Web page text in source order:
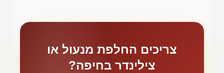
צריכים החלפת מנעול או
צילינדר בחיפה?